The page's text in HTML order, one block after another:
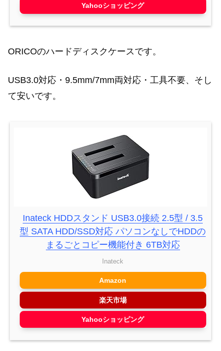
Yahooショッピング
ORICOのハードディスクケースです。
USB3.0対応・9.5mm/7mm両対応・工具不要、そし
て安いです。
Inateck HDDスタンド USB3.0接続 2.5型 / 3.5
型 SATA HDD/SSD対応 パソコンなしでHDDの
まるごとコピー機能付き 6TB対応
Inateck
Amazon
楽天市場
Yahooショッピング